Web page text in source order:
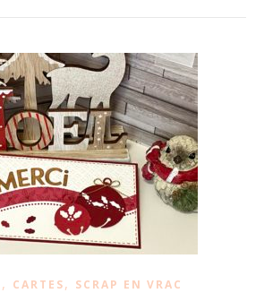
, CARTES, SCRAP EN VRAC